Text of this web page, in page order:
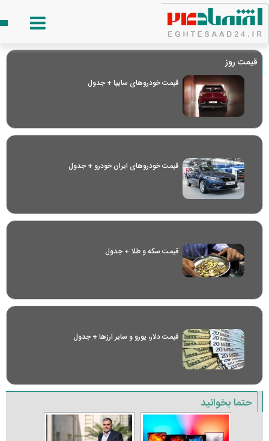
قیمت روز
قیمت خودرو‌های سایپا + جدول
قیمت خودرو‌های ایران خودرو + جدول
قیمت سکه و طلا + جدول
قیمت دلار، یورو و سایر ارز‌ها + جدول
حتما بخوانید